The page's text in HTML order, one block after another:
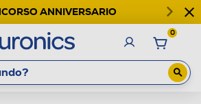
ANNIVERSARIO
0